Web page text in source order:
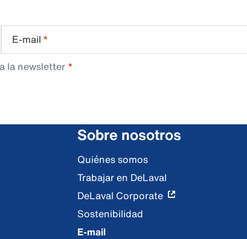
E-mail *
la newsletter
Sobre nosotros
Quiénes somos
Trabajar en DeLaval
DeLaval Corporate
Sostenibilidad
E-mail